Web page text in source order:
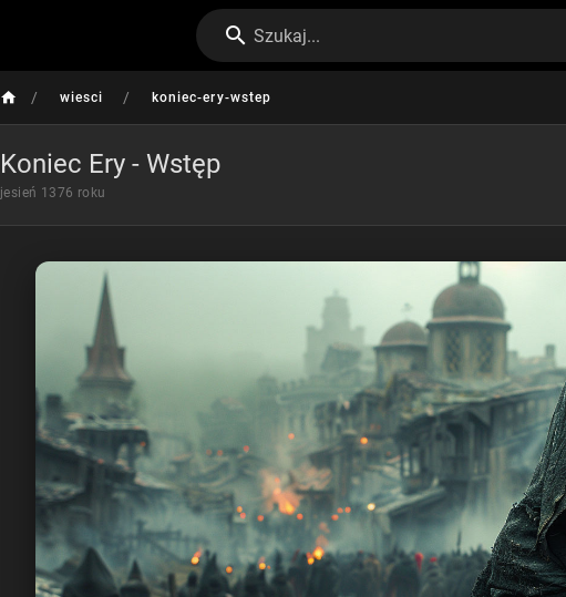
Szukaj...
/ wiesci / koniec-ery-wstep
Koniec Ery - Wstęp
jesień 1376 roku